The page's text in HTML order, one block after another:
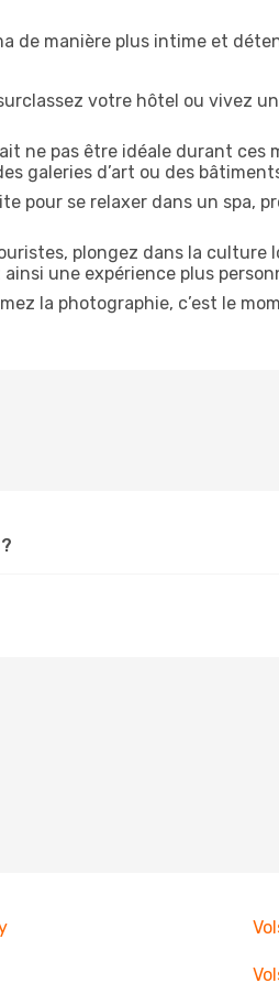
de manière plus intime et
votre hôtel ou vivez
ne pas être idéale durant ces
galeries d’art ou des
pour se relaxer dans un spa,
plongez dans la culture
une expérience plus
la photographie, c’est le